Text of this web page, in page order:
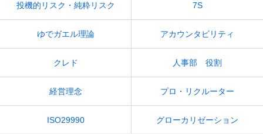
投機的リスク・純粋リスク 7S
ゆでガエル理論 アカウンタビリティ
クレド 人事部 役割
経営理念 プロ・リクルーター
ISO29990 グローカリゼーション